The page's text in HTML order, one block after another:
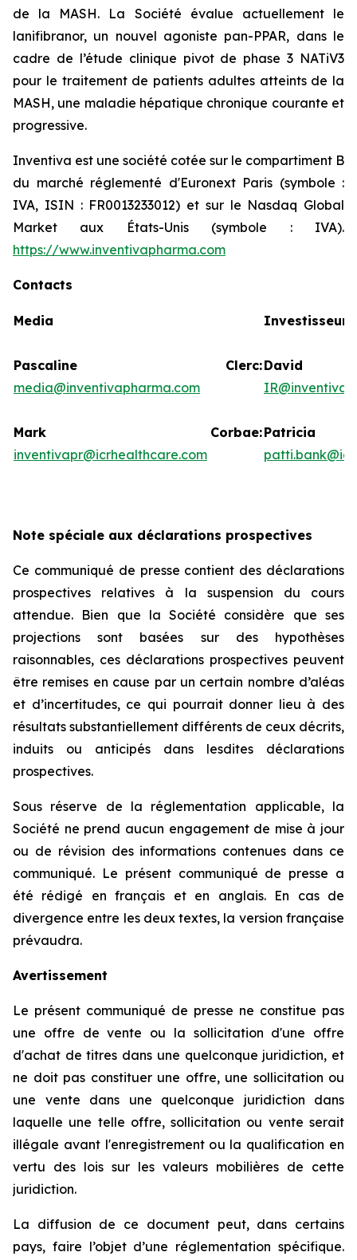
de la MASH. La Société évalue actuellement le
lanifibranor, un nouvel agoniste pan-PPAR, dans le
cadre de l’étude clinique pivot de phase 3 NATiV3
pour le traitement de patients adultes atteints de la
MASH, une maladie hépatique chronique courante et
progressive.
Inventiva est une société cotée sur le compartiment B
du marché réglementé d'Euronext Paris (symbole :
IVA, ISIN : FR0013233012) et sur le Nasdaq Global
Market aux États-Unis (symbole : IVA).
https://www.inventivapharma.com
Contacts
Media
Pascaline Clerc:
media@inventivapharma.com
Mark Corbae:
inventivapr@icrhealthcare.com
Investisseurs
Note spéciale aux déclarations prospectives
Ce communiqué de presse contient des déclarations
prospectives relatives à la suspension du cours
attendue. Bien que la Société considère que ses
projections sont basées sur des hypothèses
raisonnables, ces déclarations prospectives peuvent
être remises en cause par un certain nombre d’aléas
et d’incertitudes, ce qui pourrait donner lieu à des
résultats substantiellement différents de ceux décrits,
induits ou anticipés dans lesdites déclarations
prospectives.
Sous réserve de la réglementation applicable, la
Société ne prend aucun engagement de mise à jour
ou de révision des informations contenues dans ce
communiqué. Le présent communiqué de presse a
été rédigé en français et en anglais. En cas de
divergence entre les deux textes, la version française
prévaudra.
Avertissement
Le présent communiqué de presse ne constitue pas
une offre de vente ou la sollicitation d'une offre
d'achat de titres dans une quelconque juridiction, et
ne doit pas constituer une offre, une sollicitation ou
une vente dans une quelconque juridiction dans
laquelle une telle offre, sollicitation ou vente serait
illégale avant l'enregistrement ou la qualification en
vertu des lois sur les valeurs mobilières de cette
juridiction.
La diffusion de ce document peut, dans certains
pays, faire l’objet d’une réglementation spécifique.